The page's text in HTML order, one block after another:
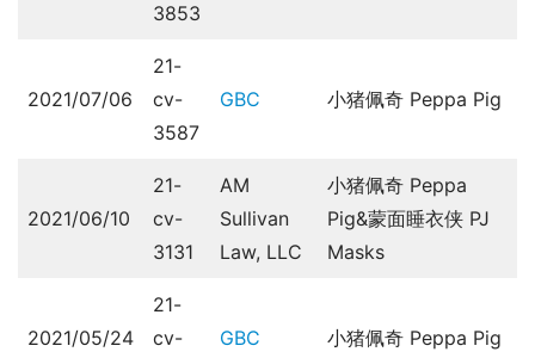
3853
2021/07/06
21-
cv-
3587
GBC 小猪佩奇 Peppa Pig
2021/06/10
21-
cv-
3131
AM
Sullivan
Law, LLC
小猪佩奇 Peppa
Pig&蒙面睡衣侠 PJ
Masks
2021/05/24
21-
cv-
GBC 小猪佩奇 Peppa Pig